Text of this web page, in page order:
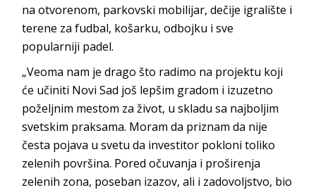
na otvorenom, parkovski mobilijar, dečije igralište i
terene za fudbal, košarku, odbojku i sve
popularniji padel.
„Veoma nam je drago što radimo na projektu koji
će učiniti Novi Sad još lepšim gradom i izuzetno
poželjnim mestom za život, u skladu sa najboljim
svetskim praksama. Moram da priznam da nije
česta pojava u svetu da investitor pokloni toliko
zelenih površina. Pored očuvanja i proširenja
zelenih zona, poseban izazov, ali i zadovoljstvo, bio